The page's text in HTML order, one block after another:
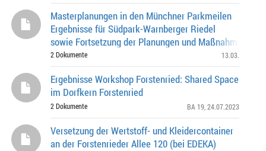
Masterplanungen in den Münchner Parkmeilen
Ergebnisse für Südpark-Warnberger Riedel
sowie Fortsetzung der Planungen und Maßnahmen A)
Parkmeilen-Masterplanung B) Behandlung von
2 Dokumente 13.03.
Ergebnisse Workshop Forstenried: Shared Space
im Dorfkern Forstenried
2 Dokumente BA 19 , 24.07.2023
Versetzung der Wertstoff- und Kleidercontainer
an der Forstenrieder Allee 120 (bei EDEKA)